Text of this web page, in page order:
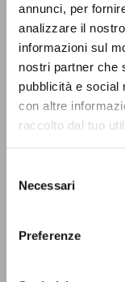
annunci, per
analizzare il
informazioni sul
nostri partner che
pubblicità e social
con altre
raccolto dal tuo
delNecessari
Preferenze
Giussani Luigi
BUR
Italian
2008
0